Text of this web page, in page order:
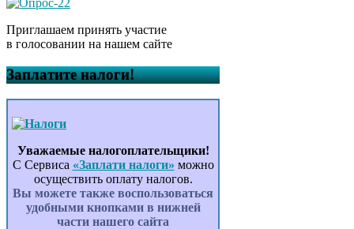
Приглашаем принять участие
в голосовании на нашем сайте
Заплатите налоги!
Уважаемые налогоплательщики!
С Сервиса «Заплати налоги» можно
осуществить оплату налогов.
Вы можете также воспользоваться
удобными кнопками в нижней
части нашего сайта